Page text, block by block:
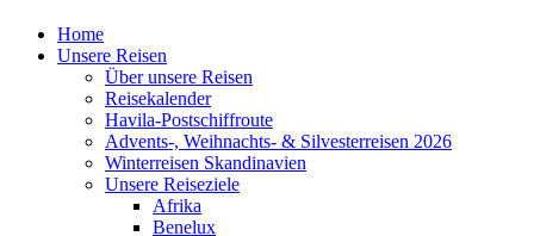
Home
Unsere Reisen
Über unsere Reisen
Reisekalender
Havila-Postschiffroute
Advents-, Weihnachts- & Silvesterreisen 2026
Winterreisen Skandinavien
Unsere Reiseziele
Afrika
Benelux